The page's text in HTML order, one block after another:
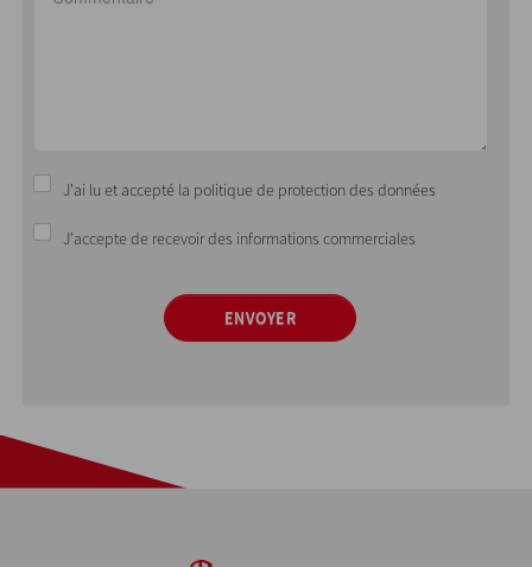
J'ai lu et accepté la politique de protection des données
J'accepte de recevoir des informations commerciales
ENVOYER